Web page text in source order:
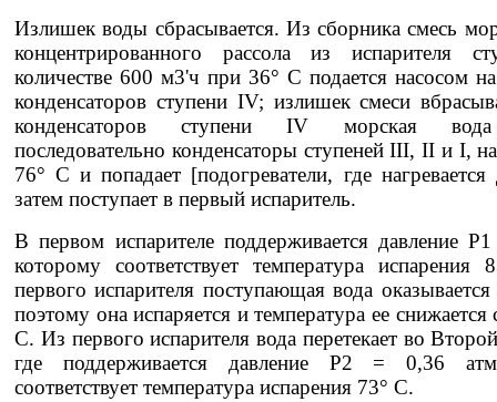
Излишек воды сбрасывается. Из сборника смесь
концентрированного рассола из испарителя
количестве 600 м3'ч при 36° С подается насосом
конденсаторов ступени IV; излишек смеси
конденсаторов ступени IV морская
последовательно конденсаторы ступеней III, II и I,
76° С и попадает [подогреватели, где
затем поступает в первый испаритель.
В первом испарителе поддерживается давление
которому соответствует температура
первого испарителя поступающая вода оказывается
поэтому она испаряется и температура ее
С. Из первого испарителя вода перетекает во
где поддерживается давление P2 = 0,36
соответствует температура испарения 73° С.